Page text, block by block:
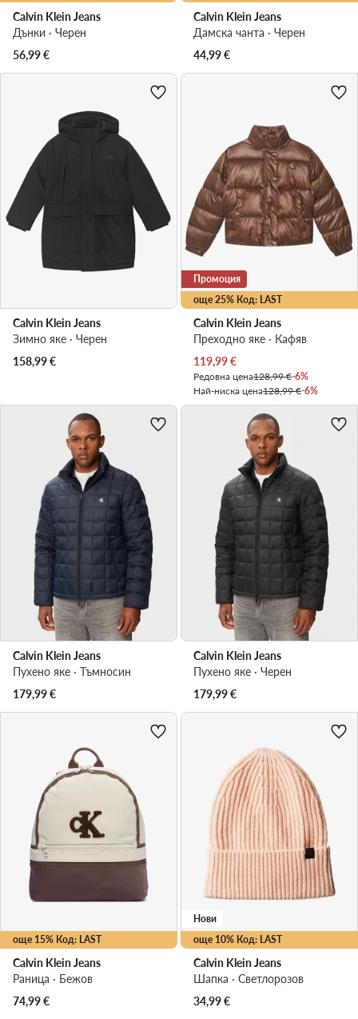
Calvin Klein Jeans
Дънки · Черен
56,99€
Calvin Klein Jeans
Дамска чанта · Черен
44,99€
Calvin Klein Jeans
Зимно яке · Черен
158,99€
още 25% Код: LAST
Промоция
Calvin Klein Jeans
Преходно яке · Кафяв
Актуална цена
119,99€
Редовна цена128,99 €-6%
Най-ниска цена128,99 €-6%
Calvin Klein Jeans
Пухено яке · Тъмносин
179,99€
Calvin Klein Jeans
Пухено яке · Черен
179,99€
още 15% Код: LAST
Calvin Klein Jeans
Раница · Бежов
74,99€
още 10% Код: LAST
Нови
Calvin Klein Jeans
Шапка · Светлорозов
34,99€